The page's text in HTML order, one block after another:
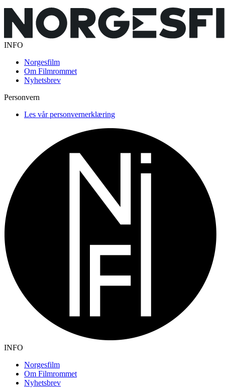
INFO
Norgesfilm
Om Filmrommet
Nyhetsbrev
Personvern
Les vår personvernerklæring
INFO
Norgesfilm
Om Filmrommet
Nyhetsbrev